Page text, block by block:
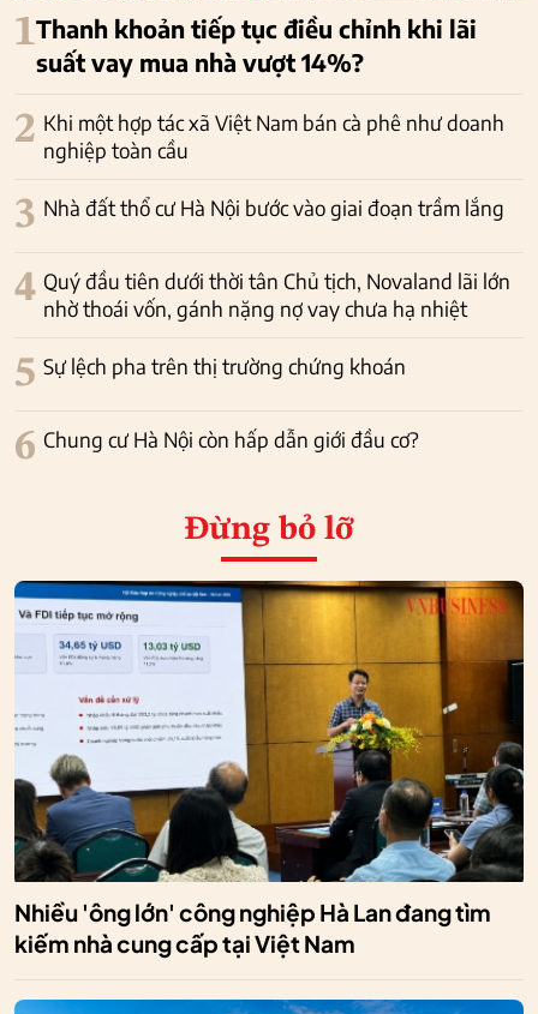
1Thanh khoản tiếp tục điều chỉnh khi lãi
suất vay mua nhà vượt 14%?
2 Khi một hợp tác xã Việt Nam bán cà phê như doanh
nghiệp toàn cầu
3 Nhà đất thổ cư Hà Nội bước vào giai đoạn trầm lắng
4 Quý đầu tiên dưới thời tân Chủ tịch, Novaland lãi lớn
nhờ thoái vốn, gánh nặng nợ vay chưa hạ nhiệt
5 Sự lệch pha trên thị trường chứng khoán
6 Chung cư Hà Nội còn hấp dẫn giới đầu cơ?
Đừng bỏ lỡ
Nhiều 'ông lớn' công nghiệp Hà Lan đang tìm
kiếm nhà cung cấp tại Việt Nam